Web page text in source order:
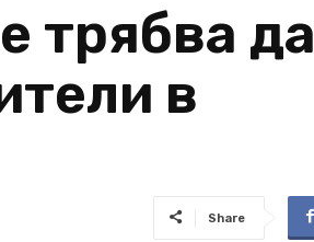
трябва да
в
Share